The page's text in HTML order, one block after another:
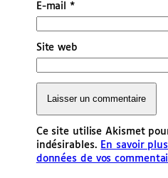
E-mail*
Site web
Ce site utilise Akismet
indésirables. En savoir
données de vos